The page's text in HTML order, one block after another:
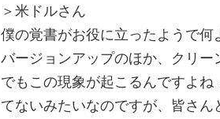
＞米ドルさん
僕の覚書がお役に立ったようで何
バージョンアップのほか、クリ
でもこの現象が起こるんですよ
てないみたいなのですが、皆さん